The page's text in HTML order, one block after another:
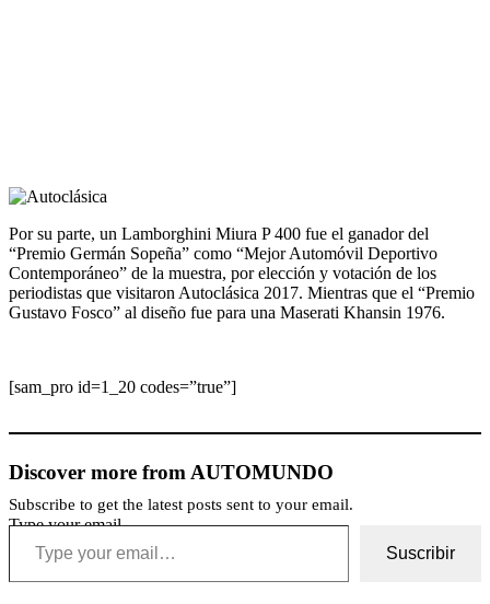
Por su parte, un Lamborghini Miura P 400 fue el ganador del
“Premio Germán Sopeña” como “Mejor Automóvil Deportivo
Contemporáneo” de la muestra, por elección y votación de los
periodistas que visitaron Autoclásica 2017. Mientras que el “Premio
Gustavo Fosco” al diseño fue para una Maserati Khansin 1976.
[sam_pro id=1_20 codes=”true”]
Discover more from AUTOMUNDO
Subscribe to get the latest posts sent to your email.
Type your email…
Suscribir